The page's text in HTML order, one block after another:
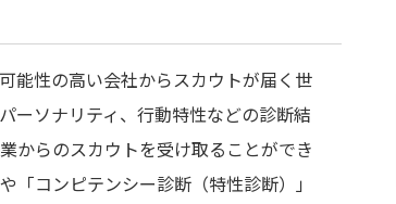
能性の高い会社からスカウトが届く世
ーソナリティ、行動特性などの診断結
からのスカウトを受け取ることができ
「コンピテンシー診断（特性診断）」